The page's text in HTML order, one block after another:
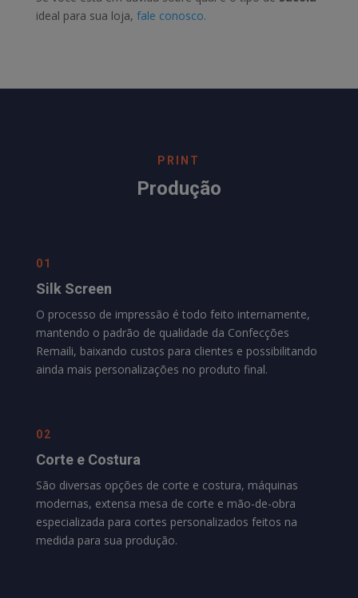
ideal para sua loja, fale conosco.
PRINT
Produção
01
Silk Screen
O processo de impressão é todo feito internamente,
mantendo o padrão de qualidade da Confecções
Remaili, baixando custos para clientes e possibilitando
ainda mais personalizações no produto final.
02
Corte e Costura
São diversas opções de corte e costura, máquinas
modernas, extensa mesa de corte e mão-de-obra
especializada para cortes personalizados feitos na
medida para sua produção.